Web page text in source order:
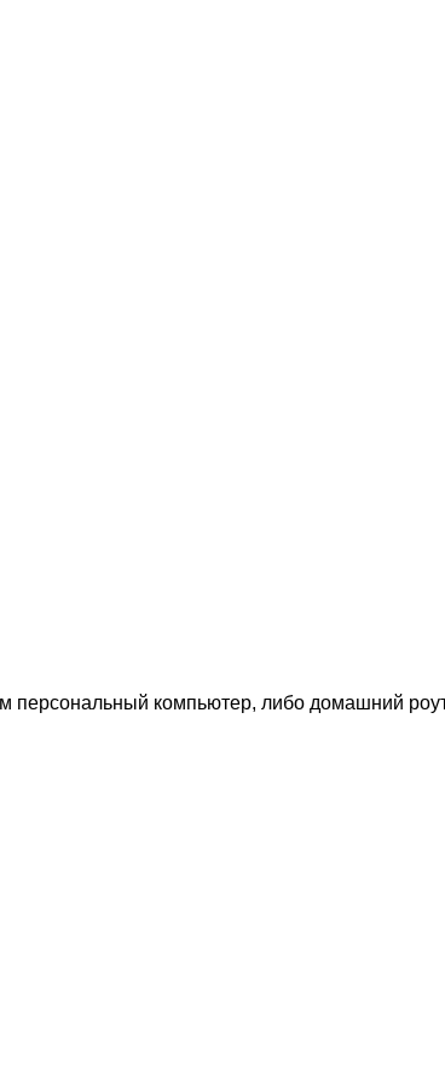
персональный компьютер, либо домашний